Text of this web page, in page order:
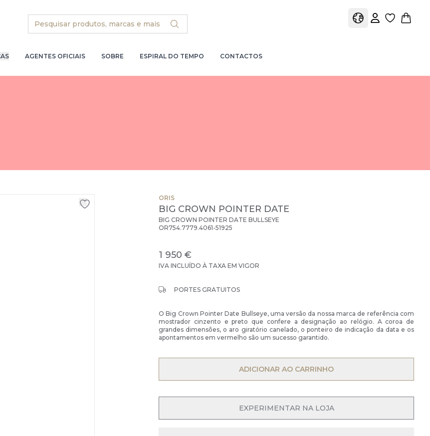
Search view shopping
view profile
view view
AGENTES OFICIAIS SOBRE ESPIRAL DO TEMPO CONTACTOS
ORIS
BIG CROWN POINTER DATE
BIG CROWN POINTER DATE BULLSEYE
OR754.7779.4061-51925
1 950 €
IVA INCLUÍDO À TAXA EM VIGOR
PORTES GRATUITOS
O Big Crown Pointer Date Bullseye, uma versão da nossa marca de referência com
mostrador cinzento e preto que confere a designação ao relógio. A coroa de
grandes dimensões, o aro giratório canelado, o ponteiro de indicação da data e os
apontamentos em vermelho são um sucesso garantido.
OPEN MENU
ADICIONAR AO CARRINHO
EXPERIMENTAR NA LOJA